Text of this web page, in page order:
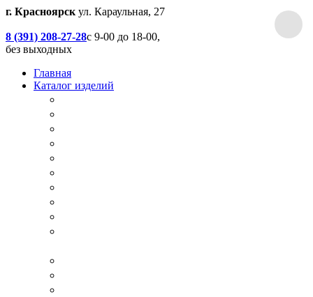
г. Красноярск ул. Караульная, 27
8 (391) 208-27-28с 9-00 до 18-00,
без выходных
Главная
Каталог изделий